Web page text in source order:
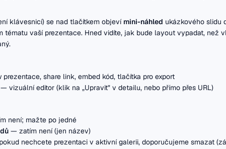
klávesnicí) se nad tlačítkem objeví mini-náhled ukázkového slidu
tématu vaší prezentace. Hned vidíte, jak bude layout vypadat, než
share link, embed kód, tlačítka pro export
vizuální editor (klik na „Upravit" v detailu, nebo přímo přes URL)
není; mažte po jedné
— zatím není (jen název)
nechcete prezentaci v aktivní galerii, doporučujeme smazat